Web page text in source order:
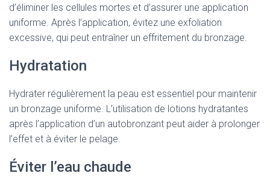
d’éliminer les cellules mortes et d’assurer une application
uniforme. Après l’application, évitez une exfoliation
excessive, qui peut entraîner un effritement du bronzage.
Hydratation
Hydrater régulièrement la peau est essentiel pour maintenir
un bronzage uniforme. L’utilisation de lotions hydratantes
après l’application d’un autobronzant peut aider à prolonger
l’effet et à éviter le pelage.
Éviter l’eau chaude